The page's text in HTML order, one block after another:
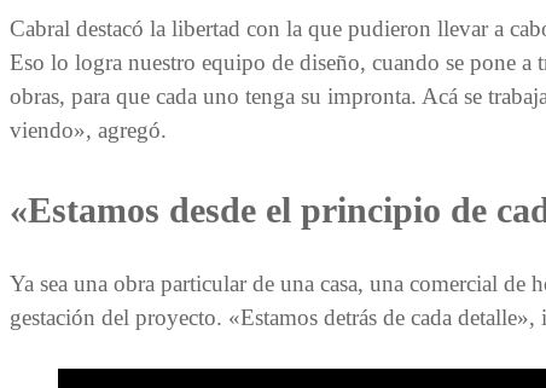
Cabral destacó la libertad con la que pudieron llevar a
Eso lo logra nuestro equipo de diseño, cuando se pone a
obras, para que cada uno tenga su impronta. Acá se
viendo», agregó.
«Estamos desde el principio de
Ya sea una obra particular de una casa, una comercial
gestación del proyecto. «Estamos detrás de cada